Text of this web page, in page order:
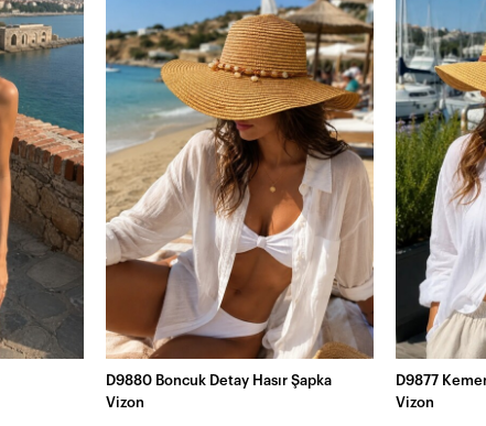
D9880 Boncuk Detay Hasır Şapka
Vizon
D9877
Vizon